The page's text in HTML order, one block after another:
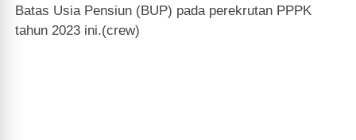
Batas Usia Pensiun (BUP) pada perekrutan PPPK
tahun 2023 ini.(crew)